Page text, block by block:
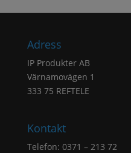
Adress
IP Produkter AB
Värnamovägen 1
333 75 REFTELE
Kontakt
Telefon: 0371 – 213 72